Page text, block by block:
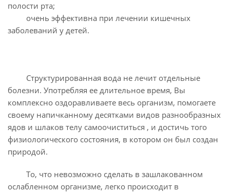
полости рта;
очень эффективна при лечении кишечных
заболеваний у детей.
Структурированная вода не лечит отдельные
болезни. Употребляя ее длительное время, Вы
комплексно оздоравливаете весь организм, помогаете
своему напичканному десятками видов разнообразных
ядов и шлаков телу самоочиститься , и достичь того
физиологического состояния, в котором он был создан
природой.
То, что невозможно сделать в зашлакованном
ослабленном организме, легко происходит в